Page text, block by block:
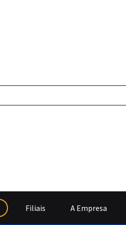
Filiais A Empresa